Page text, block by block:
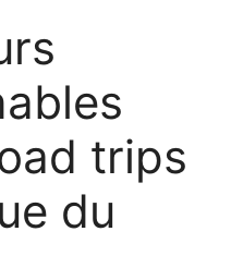
trips
du